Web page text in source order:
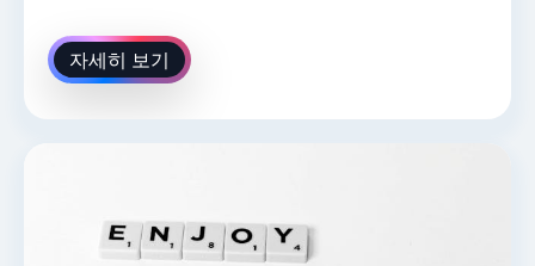
자세히 보기